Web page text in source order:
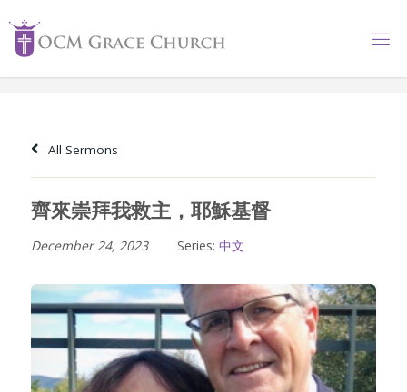
content
All Sermons
齊來崇拜我救主，耶穌基督
December 24, 2023 Series: 中文